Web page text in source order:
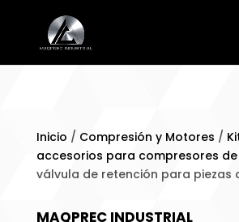
Inicio / Compresión y Motores /
accesorios para compresores
válvula de retención para piezas
MAQPREC INDUSTRIAL